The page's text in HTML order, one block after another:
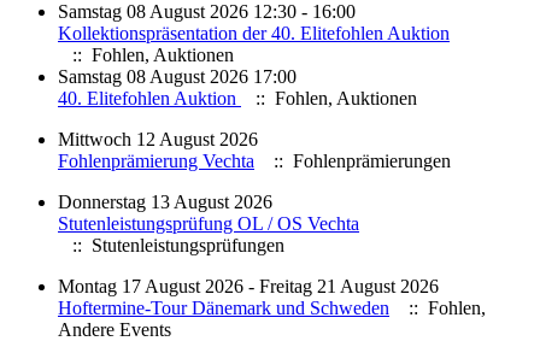
Samstag 08 August 2026 12:30 - 16:00
Kollektionspräsentation der 40. Elitefohlen Auktion
:: Fohlen, Auktionen
Samstag 08 August 2026 17:00
40. Elitefohlen Auktion
:: Fohlen, Auktionen
Mittwoch 12 August 2026
Fohlenprämierung Vechta
:: Fohlenprämierungen
Donnerstag 13 August 2026
Stutenleistungsprüfung OL / OS Vechta
:: Stutenleistungsprüfungen
Montag 17 August 2026 - Freitag 21 August 2026
Hoftermine-Tour Dänemark und Schweden
:: Fohlen,
Andere Events